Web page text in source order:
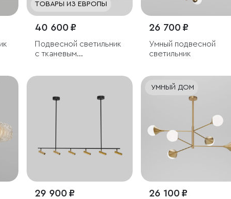
ТОВАРЫ ИЗ ЕВРОПЫ
40 600 ₽
Подвесной светильник
с тканевым
26 700 ₽
Умный подвесной
светильник
29 900 ₽
УМНЫЙ ДОМ
26 100 ₽